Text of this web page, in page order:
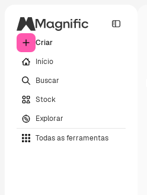
Criar
Início
Buscar
Stock
Explorar
Todas as ferramentas